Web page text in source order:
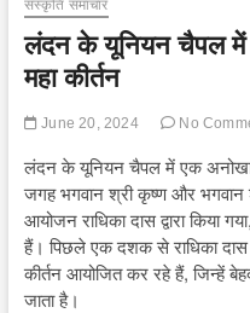
संस्कृति समाचार
लंदन के यूनियन चैपल में
महा कीर्तन
June 20, 2024 No
लंदन के यूनियन चैपल में एक
जगह भगवान श्री कृष्ण और भगवान
आयोजन राधिका दास द्वारा
हैं। पिछले एक दशक से राधिका दास
कीर्तन आयोजित कर रहे हैं, जिन्हें
जाता है।